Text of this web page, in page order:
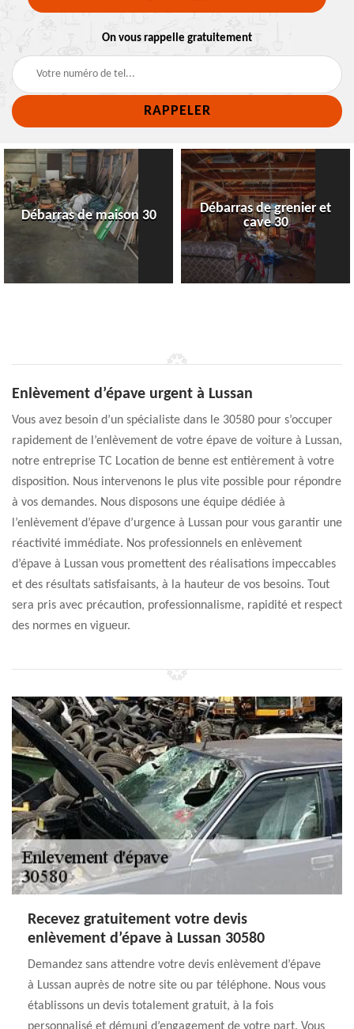
On vous rappelle gratuitement
Débarras de maison 30
Débarras de grenier et
cave 30
Enlèvement d’épave urgent à Lussan
Vous avez besoin d’un spécialiste dans le 30580 pour s’occuper
rapidement de l’enlèvement de votre épave de voiture à Lussan,
notre entreprise TC Location de benne est entièrement à votre
disposition. Nous intervenons le plus vite possible pour répondre
à vos demandes. Nous disposons une équipe dédiée à
l’enlèvement d’épave d’urgence à Lussan pour vous garantir une
réactivité immédiate. Nos professionnels en enlèvement
d’épave à Lussan vous promettent des réalisations impeccables
et des résultats satisfaisants, à la hauteur de vos besoins. Tout
sera pris avec précaution, professionnalisme, rapidité et respect
des normes en vigueur.
Recevez gratuitement votre devis
enlèvement d’épave à Lussan 30580
Demandez sans attendre votre devis enlèvement d’épave
à Lussan auprès de notre site ou par téléphone. Nous vous
établissons un devis totalement gratuit, à la fois